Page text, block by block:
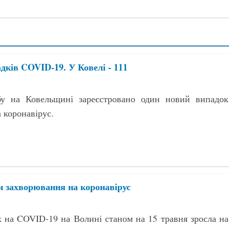
COVID-19. У Ковелі - 111
на Ковельщині зареєстровано один новий випадок
на коронавірус
на COVID-19 на Волині станом на 15 травня зросла на